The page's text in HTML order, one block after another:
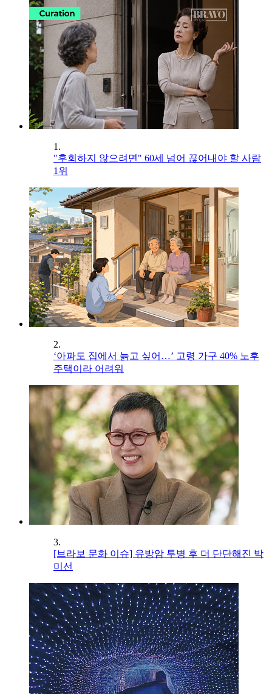
1.
"후회하지 않으려면" 60세 넘어 끊어내야 할 사람
1위
2.
‘아파도 집에서 늙고 싶어…’ 고령 가구 40% 노후
주택이라 어려워
3.
[브라보 문화 이슈] 유방암 투병 후 더 단단해진 박
미선